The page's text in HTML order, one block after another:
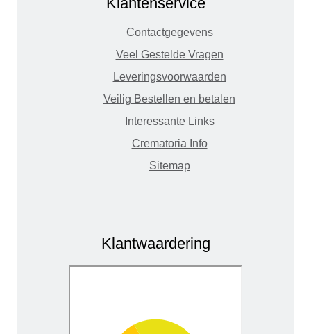
Contactgegevens
Veel Gestelde Vragen
Leveringsvoorwaarden
Veilig Bestellen en betalen
Interessante Links
Crematoria Info
Sitemap
Klantwaardering